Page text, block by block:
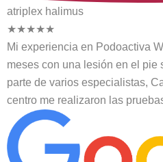
atriplex halimus
★★★★★
Mi experiencia en Podoactiva
meses con una lesión en el pie
parte de varios especialistas,
centro me realizaron las